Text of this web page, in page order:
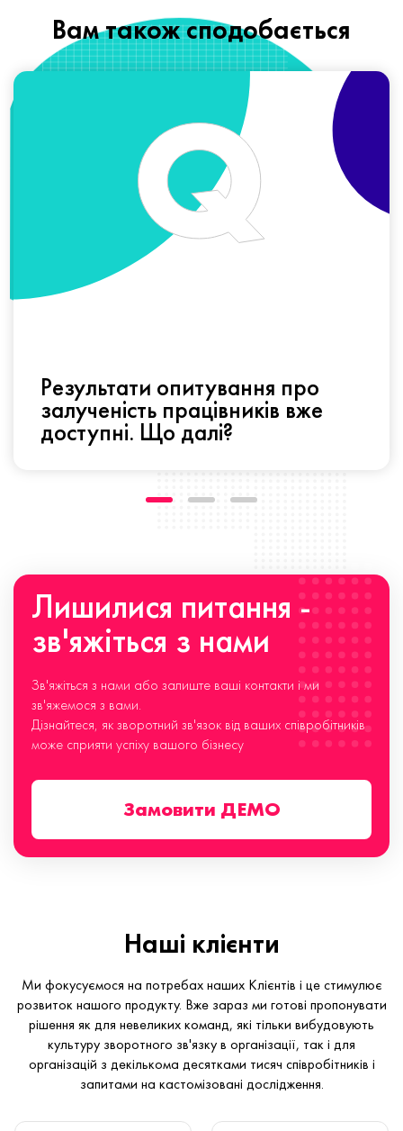
Вам також сподобається
Результати опитування про
залученість працівників вже
доступні. Що далі?
Лишилися питання -
зв'яжіться з нами
Зв'яжіться з нами або залиште ваші контакти і ми
зв'яжемося з вами.
Дізнайтеся, як зворотний зв'язок від ваших співробітників
може сприяти успіху вашого бізнесу
Замовити ДЕМО
Наші клієнти
Ми фокусуємося на потребах наших Клієнтів і це стимулює
розвиток нашого продукту. Вже зараз ми готові пропонувати
рішення як для невеликих команд, які тільки вибудовують
культуру зворотного зв'язку в організації, так і для
організацій з декількома десятками тисяч співробітників і
запитами на кастомізовані дослідження.